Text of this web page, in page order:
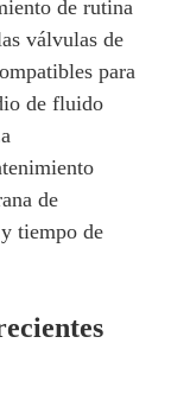
de rutina
válvulas de
para
de fluido
de
tiempo de